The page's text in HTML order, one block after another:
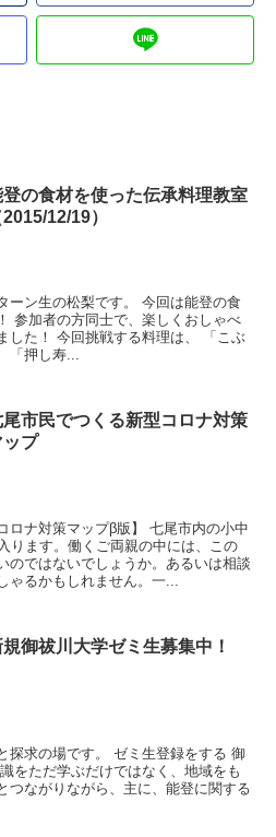
登の食材を使った伝承料理教室
2015/12/19）
ーン生の松梨です。 今回は能登の食
参加者の方同士で、楽しくおしゃべ
した！ 今回挑戦する料理は、 「こぶ
「押し寿...
尾市民でつくる新型コロナ対策
ップ
ロナ対策マップβ版】 七尾市内の小中
ります。働くご両親の中には、この
のではないでしょうか。あるいは相談
ゃるかもしれません。一...
規御祓川大学ゼミ生募集中！
探求の場です。 ゼミ生登録をする 御
をただ学ぶだけではなく、地域をも
つながりながら、主に、能登に関する